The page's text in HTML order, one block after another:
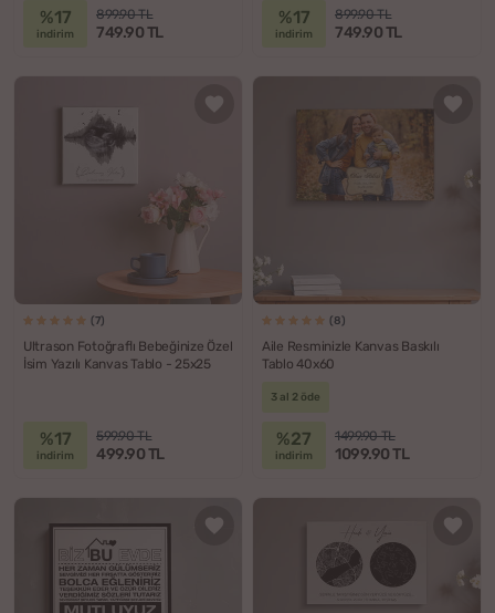
%17
indirim
899.90 TL
749.90 TL
%17
indirim
899.90 TL
749.90 TL
(7)
Ultrason Fotoğraflı Bebeğinize Özel
İsim Yazılı Kanvas Tablo - 25x25
%17
indirim
599.90 TL
499.90 TL
(8)
Aile Resminizle Kanvas Baskılı
Tablo 40x60
3 al 2 öde
%27
indirim
1499.90 TL
1099.90 TL